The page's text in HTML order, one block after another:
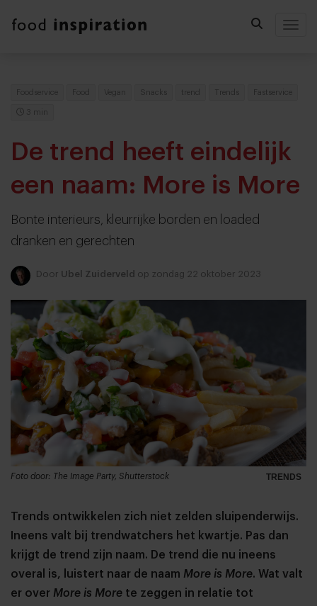
Foodservice Food Vegan Snacks trend Trends Fastservice
3 min
De trend heeft eindelijk
een naam: More is More
Bonte interieurs, kleurrijke borden en loaded
dranken en gerechten
Door Ubel Zuiderveld op zondag 22 oktober 2023
TRENDS
Foto door: The Image Party, Shutterstock
Trends ontwikkelen zich niet zelden sluipenderwijs.
Ineens valt bij trendwatchers het kwartje. Pas dan
krijgt de trend zijn naam. De trend die nu ineens
overal is, luistert naar de naam More is More. Wat valt
er over More is More te zeggen in relatie tot